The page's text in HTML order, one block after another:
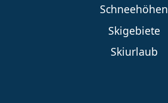
Schneehöhen
Skigebiete
Skiurlaub